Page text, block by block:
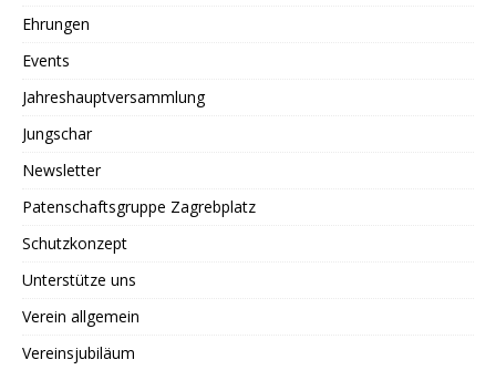
Ehrungen
Events
Jahreshauptversammlung
Jungschar
Newsletter
Patenschaftsgruppe Zagrebplatz
Schutzkonzept
Unterstütze uns
Verein allgemein
Vereinsjubiläum